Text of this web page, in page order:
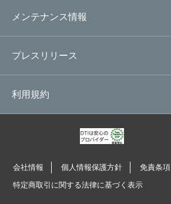
メンテナンス情報
プレスリリース
利用規約
会社情報 個人情報保護方針 免責条項
特定商取引に関する法律に基づく表示